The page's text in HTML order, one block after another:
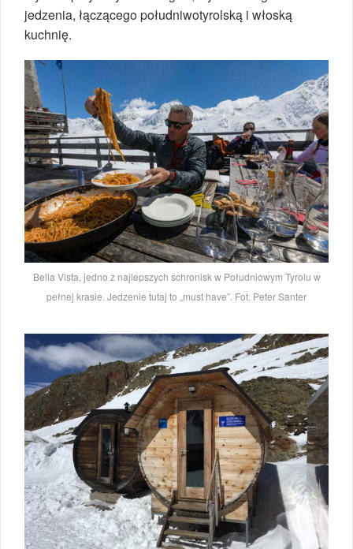
jedzenia, łączącego południwotyrolską i włoską
kuchnię.
Bella Vista, jedno z najlepszych schronisk w Południowym Tyrolu w
pełnej krasie. Jedzenie tutaj to „must have”. Fot. Peter Santer